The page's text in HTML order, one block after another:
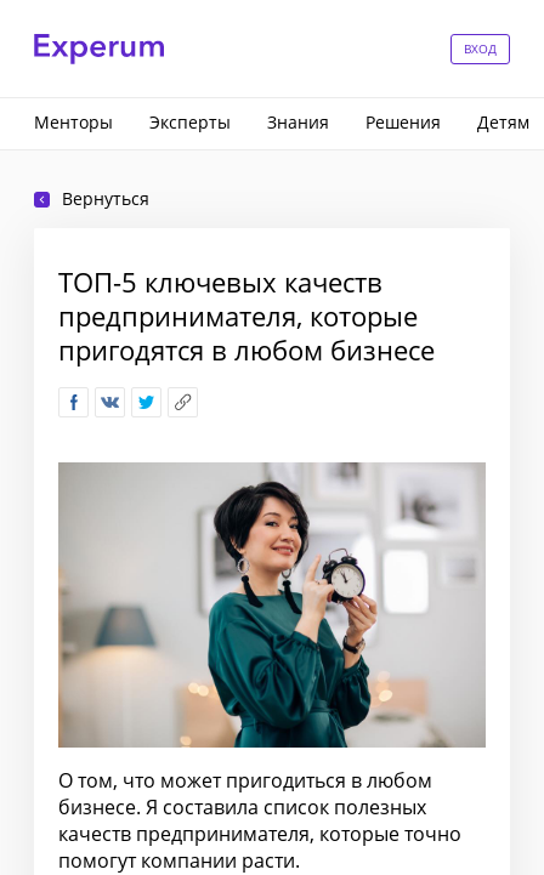
ВХОД
Менторы Эксперты Знания Решения Детям
Вернуться
ТОП-5 ключевых качеств
предпринимателя, которые
пригодятся в любом бизнесе
О том, что может пригодиться в любом
бизнесе. Я составила список полезных
качеств предпринимателя, которые точно
помогут компании расти.